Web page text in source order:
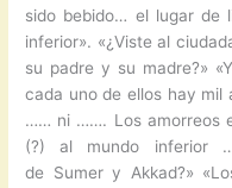
sido bebido… el lugar de
inferior». «¿Viste al
su padre y su madre?»
cada uno de ellos hay mil
…… ni ……. Los amorreos
(?) al mundo inferior
de Sumer y Akkad?»